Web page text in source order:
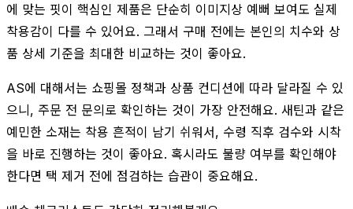
에 맞는 핏이 핵심인 제품은 단순히 이미지상 예뻐 보여도 실제
착용감이 다를 수 있어요. 그래서 구매 전에는 본인의 치수와 상
품 상세 기준을 최대한 비교하는 것이 좋아요.
AS에 대해서는 쇼핑몰 정책과 상품 컨디션에 따라 달라질 수 있
으니, 주문 전 문의로 확인하는 것이 가장 안전해요. 새틴과 같은
예민한 소재는 착용 흔적이 남기 쉬워서, 수령 직후 검수와 시착
을 바로 진행하는 것이 좋아요. 혹시라도 불량 여부를 확인해야
한다면 택 제거 전에 점검하는 습관이 중요해요.